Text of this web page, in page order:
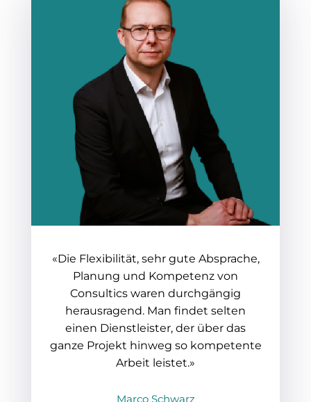
«Die Flexibilität, sehr gute Absprache,
Planung und Kompetenz von
Consultics waren durchgängig
herausragend. Man findet selten
einen Dienstleister, der über das
ganze Projekt hinweg so kompetente
Arbeit leistet.»
Marco Schwarz